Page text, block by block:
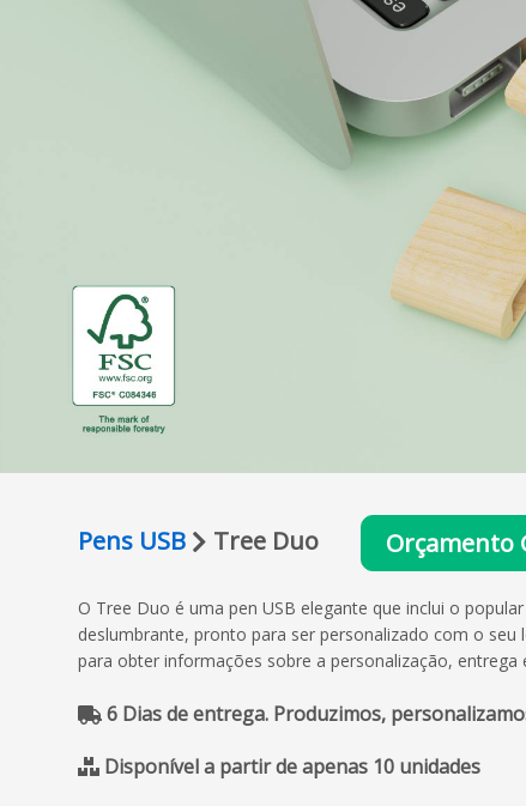
Pens USB Tree Duo Orçamento
O Tree Duo é uma pen USB elegante que inclui o
deslumbrante, pronto para ser personalizado com o
para obter informações sobre a personalização,
6 Dias de entrega. Produzimos,
Disponível a partir de apenas 10 unidades